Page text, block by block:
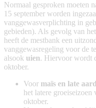
Normaal gesproken moeten
15 september worden
vanggewasverplichting in
gebieden). Als gevolg van
heeft de mestbank een
vanggewasregeling voor de
alsook uien. Hiervoor wordt
oktober.
Voor maïs en late
het latere groeiseizoen
oktober.